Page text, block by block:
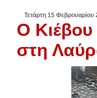
Τετάρτη 15 Φεβρουαρίου
Ο Κιέβου
στη